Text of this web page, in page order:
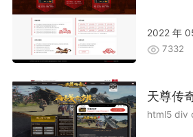
2022 年
7332
天尊传
html5 div